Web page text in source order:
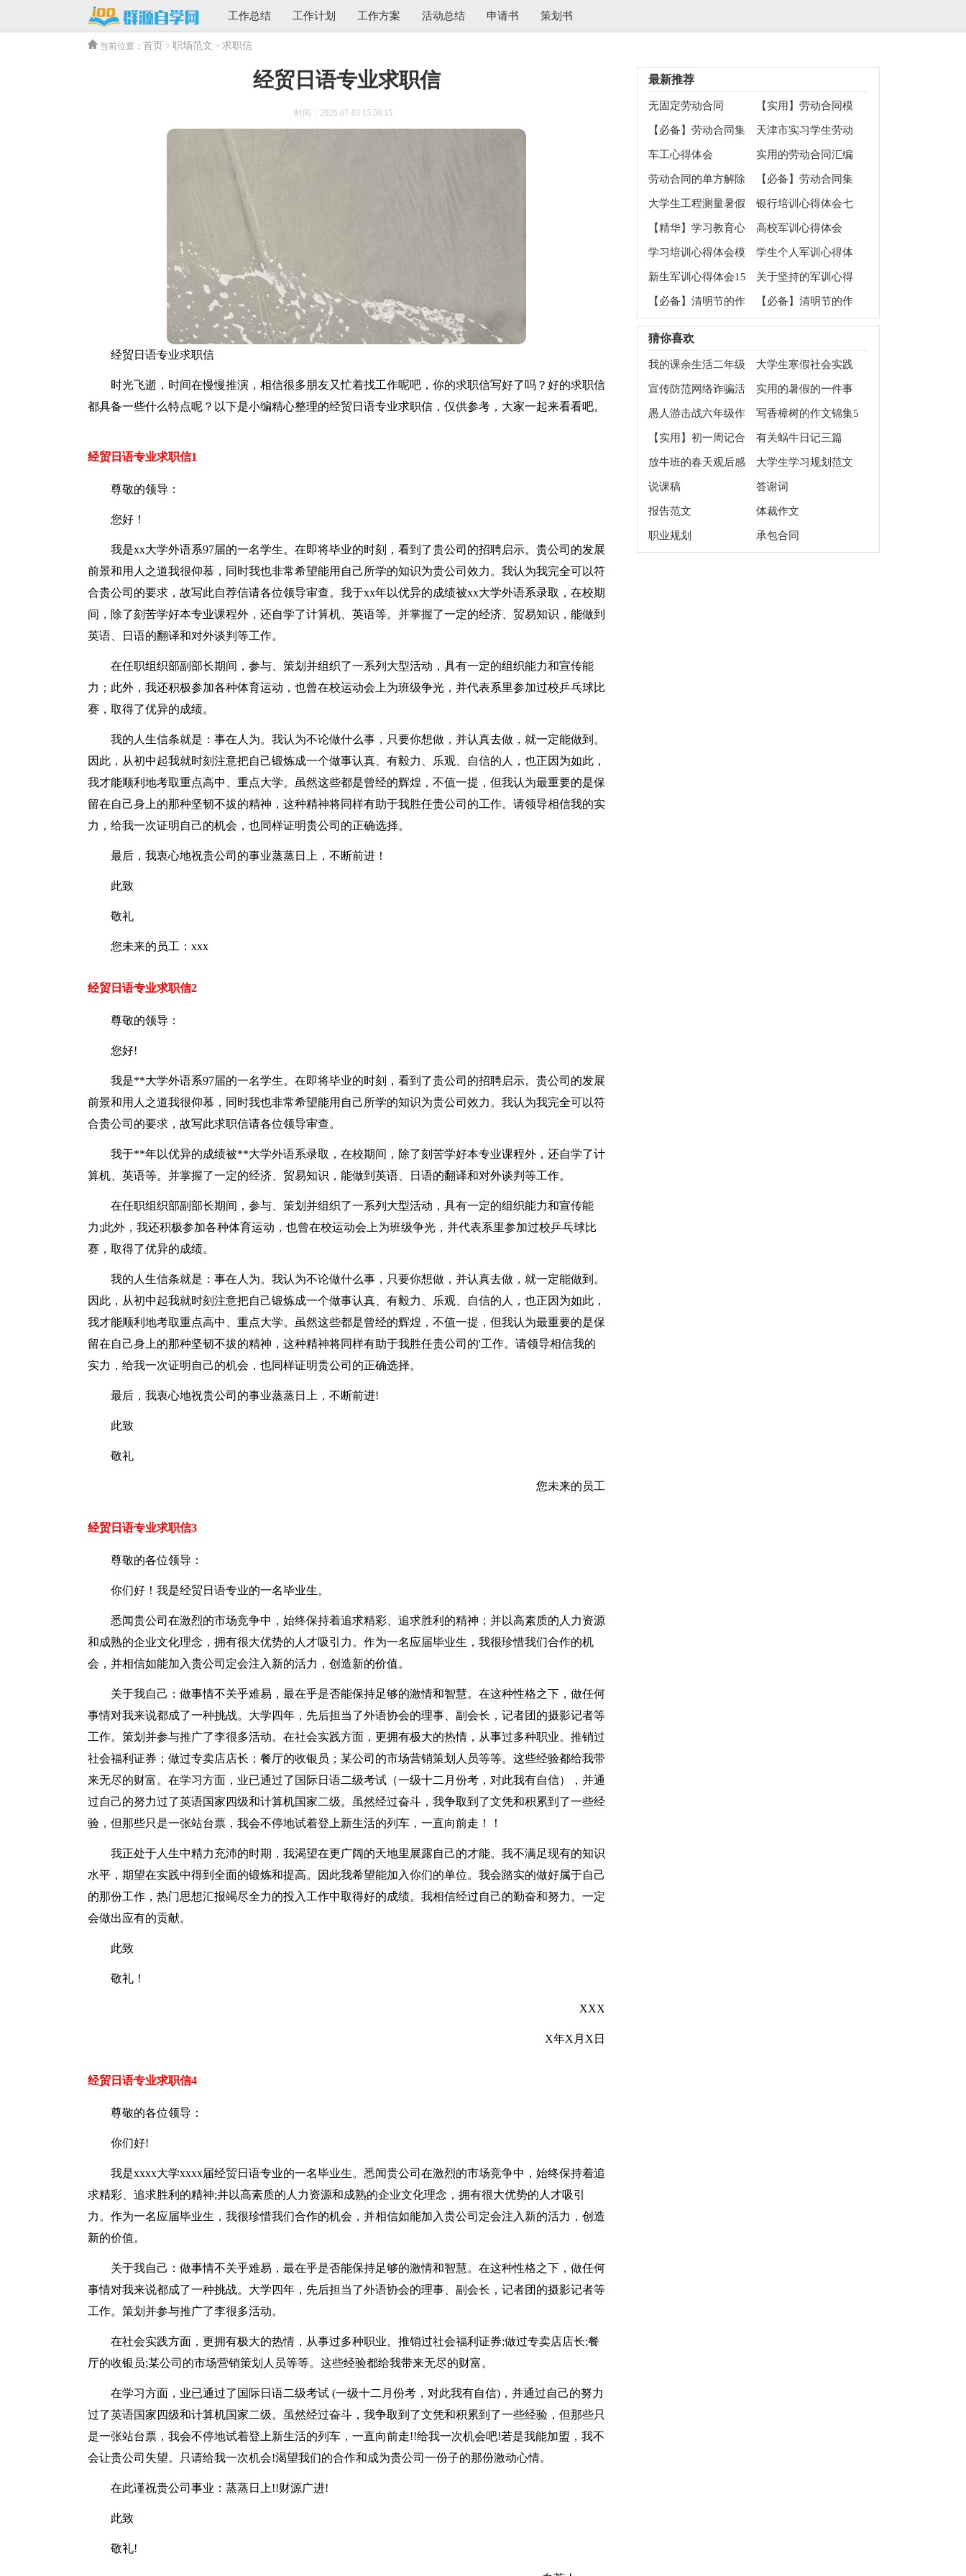
工作总结 工作计划 工作方案 活动总结 申请书 策划书
当前位置： 首页 > 职场范文 > 求职信
经贸日语专业求职信
时间：2026-07-03 15:56:15
经贸日语专业求职信
时光飞逝，时间在慢慢推演，相信很多朋友又忙着找工作呢吧，你的求职信写好了吗？好的求职信
都具备一些什么特点呢？以下是小编精心整理的经贸日语专业求职信，仅供参考，大家一起来看看吧。
经贸日语专业求职信1
尊敬的领导：
您好！
我是xx大学外语系97届的一名学生。在即将毕业的时刻，看到了贵公司的招聘启示。贵公司的发展
前景和用人之道我很仰慕，同时我也非常希望能用自己所学的知识为贵公司效力。我认为我完全可以符
合贵公司的要求，故写此自荐信请各位领导审查。我于xx年以优异的成绩被xx大学外语系录取，在校期
间，除了刻苦学好本专业课程外，还自学了计算机、英语等。并掌握了一定的经济、贸易知识，能做到
英语、日语的翻译和对外谈判等工作。
在任职组织部副部长期间，参与、策划并组织了一系列大型活动，具有一定的组织能力和宣传能
力；此外，我还积极参加各种体育运动，也曾在校运动会上为班级争光，并代表系里参加过校乒乓球比
赛，取得了优异的成绩。
我的人生信条就是：事在人为。我认为不论做什么事，只要你想做，并认真去做，就一定能做到。
因此，从初中起我就时刻注意把自己锻炼成一个做事认真、有毅力、乐观、自信的人，也正因为如此，
我才能顺利地考取重点高中、重点大学。虽然这些都是曾经的辉煌，不值一提，但我认为最重要的是保
留在自己身上的那种坚韧不拔的精神，这种精神将同样有助于我胜任贵公司的工作。请领导相信我的实
力，给我一次证明自己的机会，也同样证明贵公司的正确选择。
最后，我衷心地祝贵公司的事业蒸蒸日上，不断前进！
此致
敬礼
您未来的员工：xxx
经贸日语专业求职信2
尊敬的领导：
您好!
我是**大学外语系97届的一名学生。在即将毕业的时刻，看到了贵公司的招聘启示。贵公司的发展
前景和用人之道我很仰慕，同时我也非常希望能用自己所学的知识为贵公司效力。我认为我完全可以符
合贵公司的要求，故写此求职信请各位领导审查。
我于**年以优异的成绩被**大学外语系录取，在校期间，除了刻苦学好本专业课程外，还自学了计
算机、英语等。并掌握了一定的经济、贸易知识，能做到英语、日语的翻译和对外谈判等工作。
在任职组织部副部长期间，参与、策划并组织了一系列大型活动，具有一定的组织能力和宣传能
力;此外，我还积极参加各种体育运动，也曾在校运动会上为班级争光，并代表系里参加过校乒乓球比
赛，取得了优异的成绩。
我的人生信条就是：事在人为。我认为不论做什么事，只要你想做，并认真去做，就一定能做到。
因此，从初中起我就时刻注意把自己锻炼成一个做事认真、有毅力、乐观、自信的人，也正因为如此，
我才能顺利地考取重点高中、重点大学。虽然这些都是曾经的辉煌，不值一提，但我认为最重要的是保
留在自己身上的那种坚韧不拔的精神，这种精神将同样有助于我胜任贵公司的'工作。请领导相信我的
实力，给我一次证明自己的机会，也同样证明贵公司的正确选择。
最后，我衷心地祝贵公司的事业蒸蒸日上，不断前进!
此致
敬礼
您未来的员工
经贸日语专业求职信3
尊敬的各位领导：
你们好！我是经贸日语专业的一名毕业生。
悉闻贵公司在激烈的市场竞争中，始终保持着追求精彩、追求胜利的精神；并以高素质的人力资源
和成熟的企业文化理念，拥有很大优势的人才吸引力。作为一名应届毕业生，我很珍惜我们合作的机
会，并相信如能加入贵公司定会注入新的活力，创造新的价值。
关于我自己：做事情不关乎难易，最在乎是否能保持足够的激情和智慧。在这种性格之下，做任何
事情对我来说都成了一种挑战。大学四年，先后担当了外语协会的理事、副会长，记者团的摄影记者等
工作。策划并参与推广了李很多活动。在社会实践方面，更拥有极大的热情，从事过多种职业。推销过
社会福利证券；做过专卖店店长；餐厅的收银员；某公司的市场营销策划人员等等。这些经验都给我带
来无尽的财富。在学习方面，业已通过了国际日语二级考试（一级十二月份考，对此我有自信），并通
过自己的努力过了英语国家四级和计算机国家二级。虽然经过奋斗，我争取到了文凭和积累到了一些经
验，但那些只是一张站台票，我会不停地试着登上新生活的列车，一直向前走！！
我正处于人生中精力充沛的时期，我渴望在更广阔的天地里展露自己的才能。我不满足现有的知识
水平，期望在实践中得到全面的锻炼和提高。因此我希望能加入你们的单位。我会踏实的做好属于自己
的那份工作，热门思想汇报竭尽全力的投入工作中取得好的成绩。我相信经过自己的勤奋和努力。一定
会做出应有的贡献。
此致
敬礼！
XXX
X年X月X日
经贸日语专业求职信4
尊敬的各位领导：
你们好!
我是xxxx大学xxxx届经贸日语专业的一名毕业生。悉闻贵公司在激烈的市场竞争中，始终保持着追
求精彩、追求胜利的精神;并以高素质的人力资源和成熟的企业文化理念，拥有很大优势的人才吸引
力。作为一名应届毕业生，我很珍惜我们合作的机会，并相信如能加入贵公司定会注入新的活力，创造
新的价值。
关于我自己：做事情不关乎难易，最在乎是否能保持足够的激情和智慧。在这种性格之下，做任何
事情对我来说都成了一种挑战。大学四年，先后担当了外语协会的理事、副会长，记者团的摄影记者等
工作。策划并参与推广了李很多活动。
在社会实践方面，更拥有极大的热情，从事过多种职业。推销过社会福利证券;做过专卖店店长;餐
厅的收银员;某公司的市场营销策划人员等等。这些经验都给我带来无尽的财富。
在学习方面，业已通过了国际日语二级考试 (一级十二月份考，对此我有自信)，并通过自己的努力
过了英语国家四级和计算机国家二级。虽然经过奋斗，我争取到了文凭和积累到了一些经验，但那些只
是一张站台票，我会不停地试着登上新生活的列车，一直向前走!!给我一次机会吧!若是我能加盟，我不
会让贵公司失望。只请给我一次机会!渴望我们的合作和成为贵公司一份子的那份激动心情。
在此谨祝贵公司事业：蒸蒸日上!!财源广进!
此致
敬礼!
最新推荐
无固定劳动合同
【实用】劳动合同模
板九篇
【必备】劳动合同集
合7篇
天津市实习学生劳动
合同书
车工心得体会
实用的劳动合同汇编
七篇
劳动合同的单方解除
【必备】劳动合同集
合九篇
大学生工程测量暑假
实习心得体会
银行培训心得体会七
篇
【精华】学习教育心
得体会范文汇编7篇
高校军训心得体会
1000字
学习培训心得体会模
板集合八篇
学生个人军训心得体
会
新生军训心得体会15
篇
关于坚持的军训心得
体会
【必备】清明节的作
【必备】清明节的作
猜你喜欢
我的课余生活二年级
作文
大学生寒假社会实践
报告(通用15篇)
宣传防范网络诈骗活
动总结
实用的暑假的一件事
的作文300字3篇
愚人游击战六年级作
文
写香樟树的作文锦集5
篇
【实用】初一周记合
集5篇
有关蜗牛日记三篇
放牛班的春天观后感
【荐】
大学生学习规划范文
说课稿 答谢词
报告范文 体裁作文
职业规划 承包合同